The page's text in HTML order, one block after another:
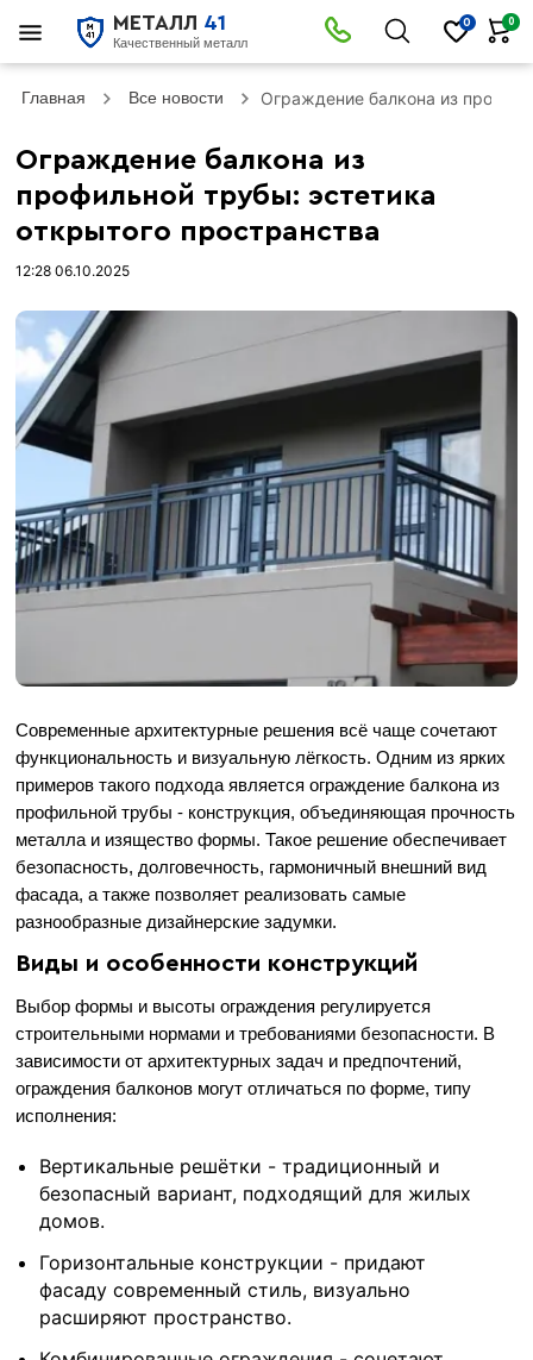
МЕТАЛЛ 41
Качественный металл
0 0
Главная Все новости Ограждение балкона из
Ограждение балкона из
профильной трубы: эстетика
открытого пространства
12:28 06.10.2025
Современные архитектурные решения всё чаще сочетают
функциональность и визуальную лёгкость. Одним из ярких
примеров такого подхода является ограждение балкона из
профильной трубы - конструкция, объединяющая прочность
металла и изящество формы. Такое решение обеспечивает
безопасность, долговечность, гармоничный внешний вид
фасада, а также позволяет реализовать самые
разнообразные дизайнерские задумки.
Виды и особенности конструкций
Выбор формы и высоты ограждения регулируется
строительными нормами и требованиями безопасности. В
зависимости от архитектурных задач и предпочтений,
ограждения балконов могут отличаться по форме, типу
исполнения:
Вертикальные решётки - традиционный и
безопасный вариант, подходящий для жилых
домов.
Горизонтальные конструкции - придают
фасаду современный стиль, визуально
расширяют пространство.